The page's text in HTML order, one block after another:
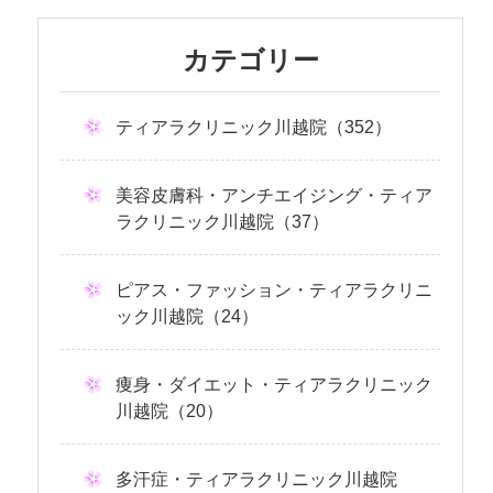
カテゴリー
ティアラクリニック川越院（352）
美容皮膚科・アンチエイジング・ティア
ラクリニック川越院（37）
ピアス・ファッション・ティアラクリニ
ック川越院（24）
痩身・ダイエット・ティアラクリニック
川越院（20）
多汗症・ティアラクリニック川越院